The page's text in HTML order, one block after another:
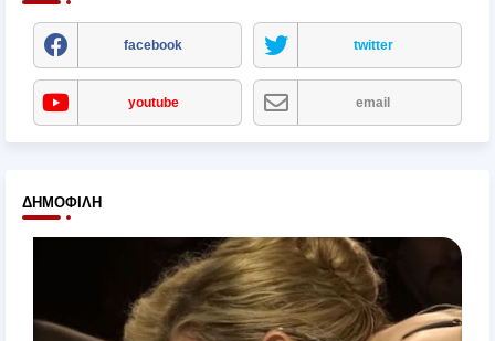
facebook twitter
youtube email
ΔΗΜΟΦΙΛΉ